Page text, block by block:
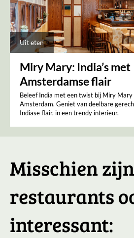
Uit eten
Miry Mary: India’s met
Amsterdamse flair
Beleef India met een twist bij Miry Mary
Amsterdam. Geniet van deelbare
Indiase flair, in een trendy interieur.
Misschien
restaurants
interessant: